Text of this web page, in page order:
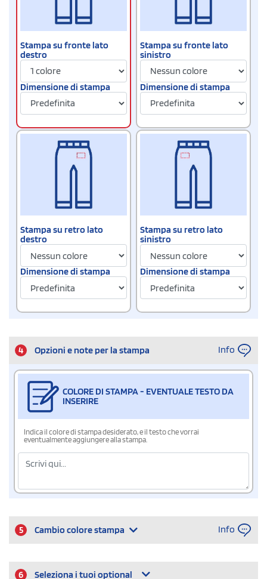
Stampa su fronte lato
destro
Dimensione di stampa
Stampa su fronte lato
sinistro
Dimensione di stampa
Stampa su retro lato
destro
Dimensione di stampa
Stampa su retro lato
sinistro
Dimensione di stampa
4 Opzioni e note per la stampa Info
COLORE DI STAMPA - EVENTUALE TESTO DA
INSERIRE
Indica il colore di stampa desiderato, e il testo che vorrai
eventualmente aggiungere alla stampa.
5 Cambio colore stampa Info
6 Seleziona i tuoi optional